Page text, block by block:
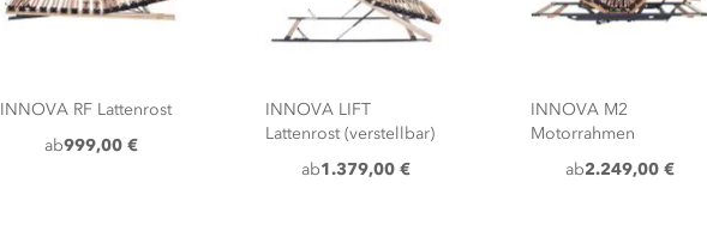
INNOVA RF Lattenrost
ab999,00 €
INNOVA LIFT
Lattenrost (verstellbar)
ab1.379,00 €
INNOVA M2
Motorrahmen
ab2.249,00 €